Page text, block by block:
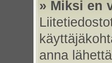
» Miksi en
anna